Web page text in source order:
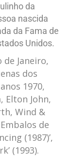
da
nascida
da Fama de
Unidos.
Janeiro,
dos
1970,
Elton John,
Wind &
de
(1987)’,
(1993).